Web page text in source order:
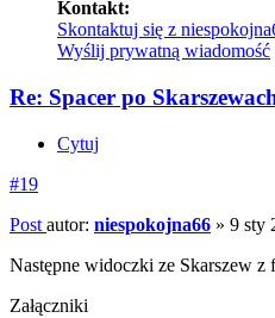
Kontakt:
Skontaktuj się z
Wyślij prywatną wiadomość
Re: Spacer po
Cytuj
#19
Post autor: niespokojna66 » 9 sty
Następne widoczki ze Skarszew z
Załączniki